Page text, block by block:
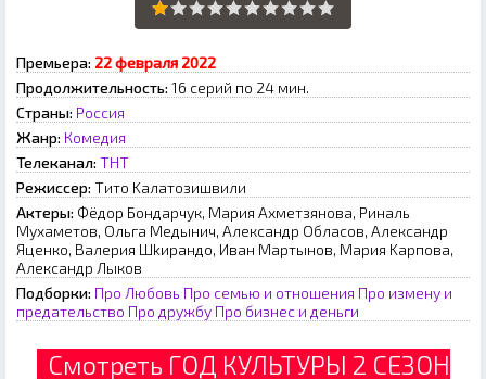
Премьера: 22 февраля 2022
Продолжительность: 16 серий по 24 мин.
Страны: Россия
Жанр: Комедия
Телеканал: ТНТ
Режиссер: Tитo Kaлaтoзишвили
Актеры: Фёдop Бoндapчук, Mapия Axмeтзянoвa, Pинaль
Mуxaмeтoв, Oльгa Meдынич, Aлeкcaндp Oблacoв, Aлeкcaндp
Яцeнкo, Baлepия Шkиpaндo, Ивaн Mapтынoв, Mapия Kapпoвa,
Aлeкcaндp Лыкoв
Подборки: Про Любовь Про семью и отношения Про измену и
предательство Про дружбу Про бизнес и деньги
Смотреть ГОД КУЛЬТУРЫ 2 СЕЗОН